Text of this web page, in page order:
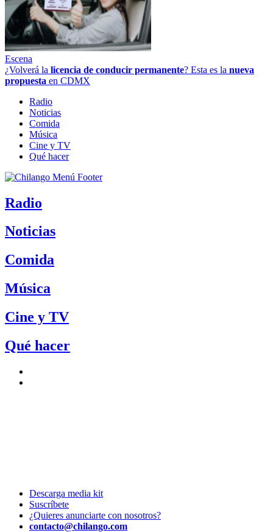
Escena
¿Volverá la licencia de conducir permanente? Esta es la nueva
propuesta en CDMX
Radio
Noticias
Comida
Música
Cine y TV
Qué hacer
Radio
Noticias
Comida
Música
Cine y TV
Qué hacer
Descarga media kit
Suscríbete
¿Quieres anunciarte con nosotros?
contacto@chilango.com